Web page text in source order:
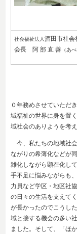
社会福祉法人酒田市社会
会長 阿 部 直 善 （あ
０年務めさせていただ
域福祉の世界に身を置
域社会のありようを考
今、私たちの地域社
ながりの希薄化などが
雑化しながら顕在化し
手不足に悩みながらも
力員など学区・地区社
の日々の生活を支えて
が長かったのでこうし
域と接する機会の多い
ました。そして、「ほ